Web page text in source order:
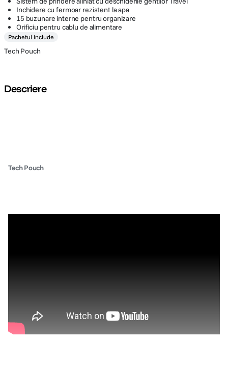
Inchidere cu fermoar rezistent la apa
15 buzunare interne pentru organizare
Orificiu pentru cablu de alimentare
Pachetul include
Tech Pouch
Descriere
Tech Pouch